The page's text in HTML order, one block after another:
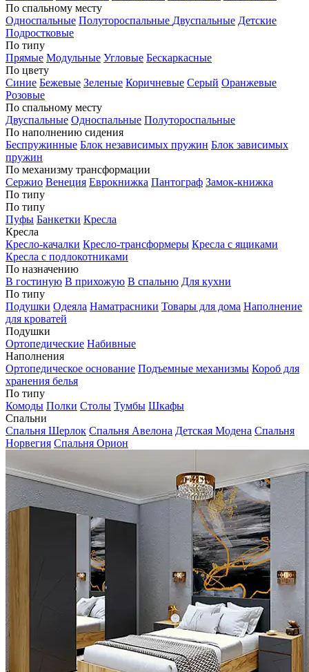
По спальному месту
Односпальные Полутороспальные Двуспальные Детские
Подростковые
По типу
Прямые Модульные Угловые Бескаркасные
По цвету
Синие Бежевые Зеленые Коричневые Серый Оранжевые
Розовые
По спальному месту
Двуспальные Односпальные Полутороспальные
По наполнению сидения
Беспружинные Блок независимых пружин Блок зависимых
пружин
По механизму трансформации
Сержио Венеция Еврокнижка Пантограф Замок-книжка
По типу
По типу
Пуфы Банкетки Кресла
Кресла
Кресло-качалки Кресло-трансформеры Кресла с ящиками
Кресла с подлокотниками
По назначению
В гостиную В прихожую В спальню Для кухни
По типу
Подушки Одеяла Наматрасники Товары для дома Наполнение
для кроватей
Подушки
Ортопедические Набивные
Наполнения
Ортопедическое основание Подъемные механизмы Короб для
хранения белья
По типу
Комоды Полки Столы Тумбы Шкафы
Спальни
Спальня Шерлок Спальня Авелона Детская Модена Спальня
Норвегия Спальня Орион